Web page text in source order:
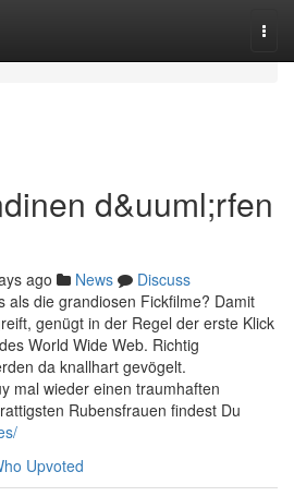
d&uuml;rfen
ago News
Discuss
als die grandiosen Fickfilme? Damit
genügt in der Regel der erste Klick
World Wide Web. Richtig
da knallhart gevögelt.
mal wieder einen traumhaften
Rubensfrauen findest Du
Upvoted